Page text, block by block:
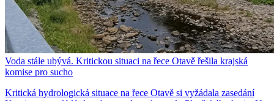
Voda stále ubývá. Kritickou situaci na řece Otavě řešila krajská
komise pro sucho
Kritická hydrologická situace na řece Otavě si vyžádala zasedání